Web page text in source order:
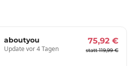
aboutyou
Update vor 4 Tagen
75,92 €
statt 119,99 €